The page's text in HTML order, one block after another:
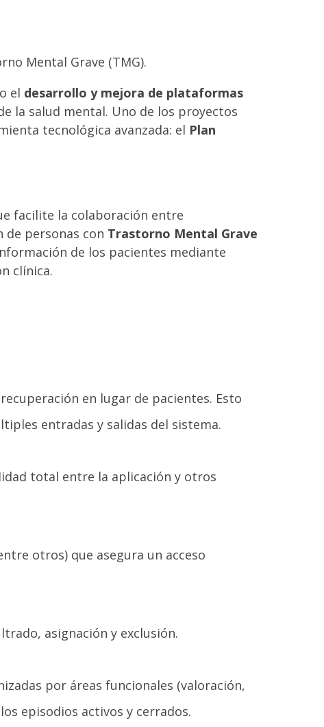
Mental Grave (TMG).
el desarrollo y mejora de plataformas
la salud mental. Uno de los proyectos
tecnológica avanzada: el Plan
facilite la colaboración entre
de personas con Trastorno Mental Grave
de los pacientes mediante
clínica.
en lugar de pacientes. Esto
entradas y salidas del sistema.
total entre la aplicación y otros
otros) que asegura un acceso
asignación y exclusión.
por áreas funcionales (valoración,
episodios activos y cerrados.